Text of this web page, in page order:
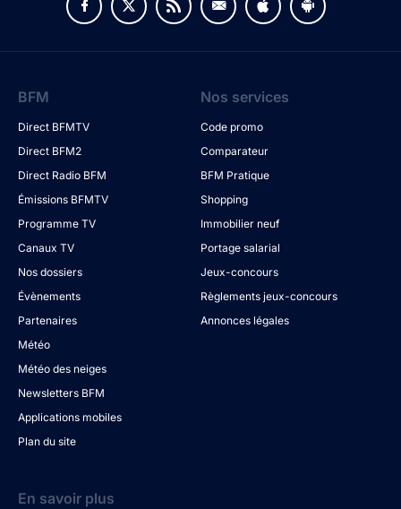
BFM
Direct BFMTV
Direct BFM2
Direct Radio BFM
Émissions BFMTV
Programme TV
Canaux TV
Nos dossiers
Évènements
Partenaires
Météo
Météo des neiges
Newsletters BFM
Applications mobiles
Plan du site
Nos services
Code promo
Comparateur
BFM Pratique
Shopping
Immobilier neuf
Portage salarial
Jeux-concours
Règlements jeux-concours
Annonces légales
En savoir plus